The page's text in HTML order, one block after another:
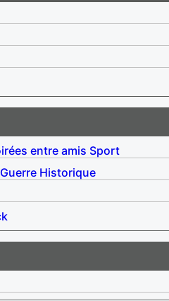
entre amis Sport
Guerre Historique